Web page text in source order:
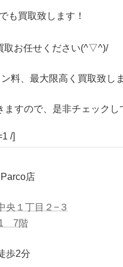
も買取致します！
取お任せください(^▽^)/
料、最大限高く買取致し
すので、是非チェックし
/]
店
央１丁目２−３
1 7階
歩2分